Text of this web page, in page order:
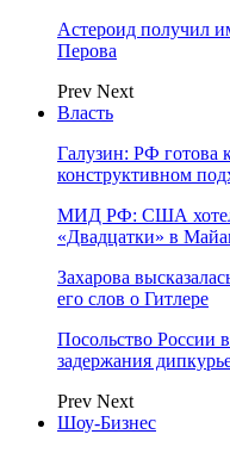
Астероид получил
Перова
Prev Next
Власть
Галузин: РФ готова
конструктивном
МИД РФ: США
«Двадцатки» в
Захарова
его слов о Гитлере
Посольство России
задержания
Prev Next
Шоу-Бизнес